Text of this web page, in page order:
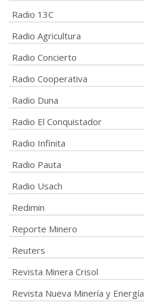
Radio 13C
Radio Agricultura
Radio Concierto
Radio Cooperativa
Radio Duna
Radio El Conquistador
Radio Infinita
Radio Pauta
Radio Usach
Redimin
Reporte Minero
Reuters
Revista Minera Crisol
Revista Nueva Minería y Energía